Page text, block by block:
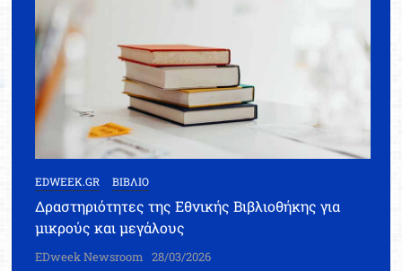
EDWEEK.GR ΒΙΒΛΙΟ
Δραστηριότητες της Εθνικής Βιβλιοθήκης για
μικρούς και μεγάλους
EDweek Newsroom 28/03/2026